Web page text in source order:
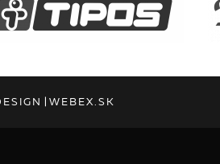
| WEBEX.SK